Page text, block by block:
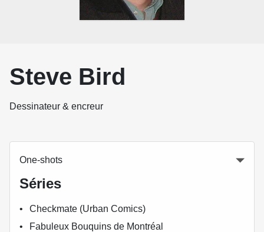
Steve Bird
Dessinateur & encreur
One-shots
Séries
Checkmate (Urban Comics)
Fabuleux Bouquins de Montréal